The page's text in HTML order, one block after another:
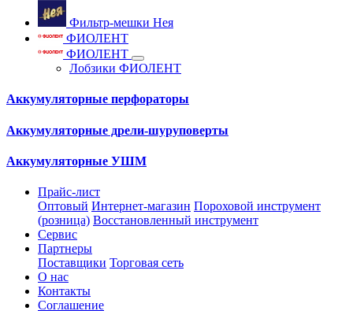
Фильтр-мешки Нея
ФИОЛЕНТ
ФИОЛЕНТ
Лобзики ФИОЛЕНТ
Аккумуляторные перфораторы
Аккумуляторные дрели-шуруповерты
Аккумуляторные УШМ
Прайс-лист
Оптовый Интернет-магазин Пороховой инструмент
(розница) Восстановленный инструмент
Сервис
Партнеры
Поставщики Торговая сеть
О нас
Контакты
Соглашение